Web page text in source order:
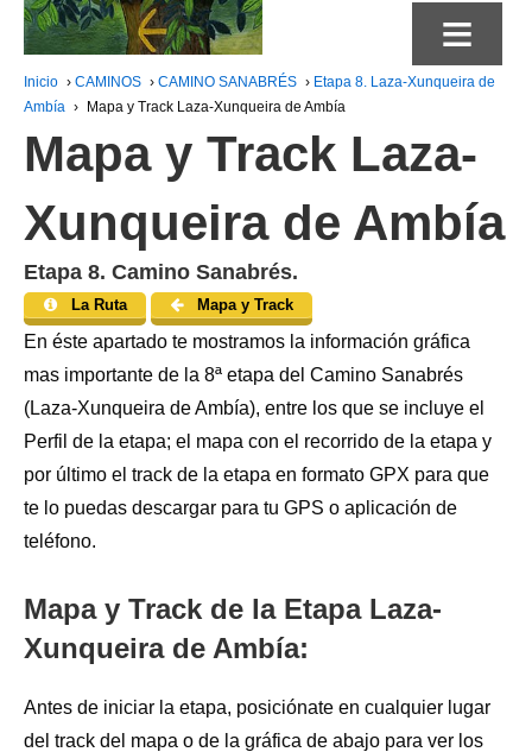
≡
Inicio › CAMINOS › CAMINO SANABRÉS › Etapa 8. Laza-Xunqueira de
Ambía › Mapa y Track Laza-Xunqueira de Ambía
Mapa y Track Laza-
Xunqueira de Ambía
Etapa 8. Camino Sanabrés.
La Ruta Mapa y Track
En éste apartado te mostramos la información gráfica
mas importante de la 8ª etapa del Camino Sanabrés
(Laza-Xunqueira de Ambía), entre los que se incluye el
Perfil de la etapa; el mapa con el recorrido de la etapa y
por último el track de la etapa en formato GPX para que
te lo puedas descargar para tu GPS o aplicación de
teléfono.
Mapa y Track de la Etapa Laza-
Xunqueira de Ambía:
Antes de iniciar la etapa, posiciónate en cualquier lugar
del track del mapa o de la gráfica de abajo para ver los